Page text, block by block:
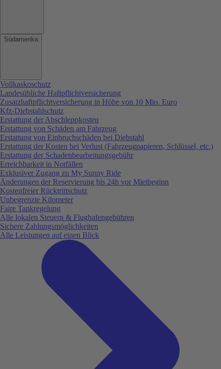
Südamerika
Vollkaskoschutz
Landesübliche Haftpflichtversicherung
Zusatzhaftpflichtversicherung in Höhe von 10 Mio. Euro
Kfz-Diebstahlschutz
Erstattung der Abschleppkosten
Erstattung von Schäden am Fahrzeug
Erstattung von Einbruchschäden bei Diebstahl
Erstattung der Kosten bei Verlust (Fahrzeugpapieren, Schlüssel, etc.)
Erstattung der Schadenbearbeitungsgebühr
Erreichbarkeit in Notfällen
Exklusiver Zugang zu My Sunny Ride
Änderungen der Reservierung bis 24h vor Mietbeginn
Kostenfreier Rücktrittschutz
Unbegrenzte Kilometer
Faire Tankregelung
Alle lokalen Steuern & Flughafengebühren
Sichere Zahlungsmöglichkeiten
Alle Leistungen auf einen Blick